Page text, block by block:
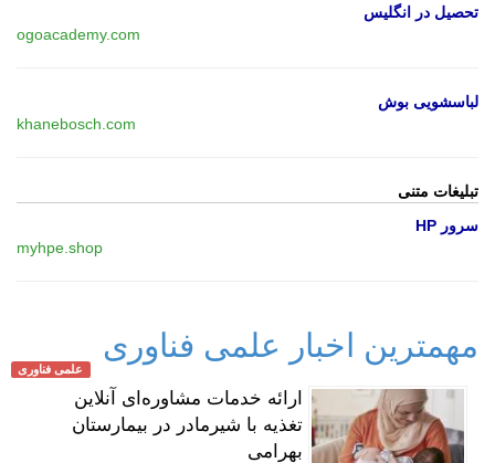
تحصیل در انگلیس
ogoacademy.com
لباسشویی بوش
khanebosch.com
تبلیغات متنی
سرور HP
myhpe.shop
مهمترین اخبار علمی فناوری
علمی فناوری
ارائه خدمات مشاوره‌ای آنلاین
تغذیه با شیرمادر در بیمارستان
بهرامی